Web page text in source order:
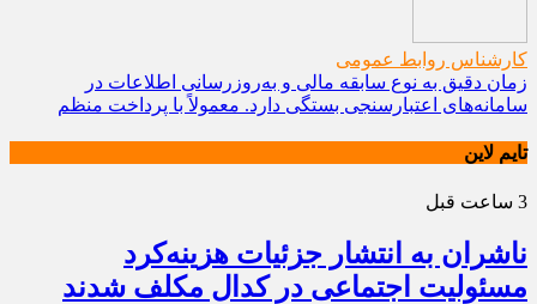
کارشناس روابط عمومی
زمان دقیق به نوع سابقه مالی و به‌روزرسانی اطلاعات در
سامانه‌های اعتبارسنجی بستگی دارد. معمولاً با پرداخت منظم
تایم لاین
3 ساعت قبل
ناشران به انتشار جزئیات هزینه‌کرد
مسئولیت اجتماعی در کدال مکلف شدند